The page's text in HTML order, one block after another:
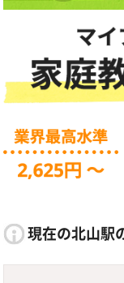
現在の北山駅